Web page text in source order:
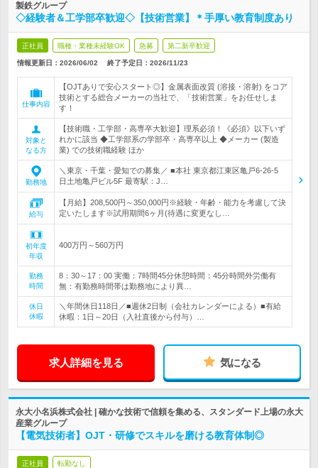
製鉄グループ
◇経験者＆工学部卒歓迎◇【技術営業】＊手厚い教育制度あり
正社員 職種・業種未経験OK 急募 第二新卒歓迎
情報更新日：2026/06/02 終了予定日： 2026/11/23
仕事内容
【OJTありで安心スタート◎】金属表面改質 (溶接・溶射) をコア
技術とする総合メーカーの当社で、「技術営業」をお任せしま
す！
対象と
なる方
【技術職・工学部・高専卒大歓迎】理系必須！《必須》以下いず
れかに該当 ◆工学部系の学部卒・高専卒以上 ◆メーカー (製造
業) での技術職経験 ほか
勤務地
＼東京・千葉・愛知での募集／ ■本社 東京都江東区亀戸6-26-5
日土地亀戸ビル5F 最寄駅：J…
給与
【月給】208,500円～350,000円※経験・年齢・能力を考慮して決
定いたします※試用期間6ヶ月(待遇に変更なし…
初年度
年収
400万円～560万円
勤務
時間
8：30～17：00 実働：7時間45分休憩時間：45分時間外労働有
無：有勤務時間帯は勤務地により異…
休日
休暇
＼年間休日118日／■週休2日制（会社カレンダーによる）■有給
休暇：1日～20日（入社直後から付与）…
求人詳細を見る 気になる
永大小名浜株式会社 | 確かな技術で信頼を集める、スタンダード上場の永大
産業グループ
【電気技術者】OJT・研修でスキルを磨ける教育体制◎
正社員 転勤なし